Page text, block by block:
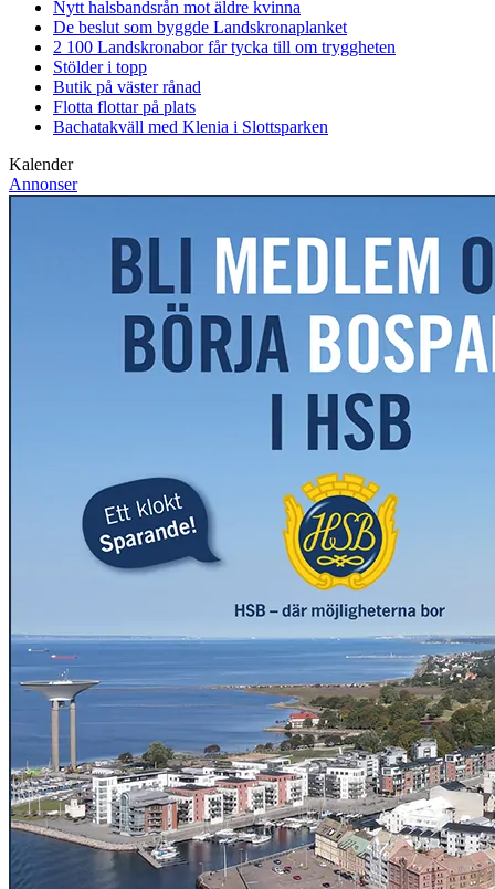
Nytt halsbandsrån mot äldre kvinna
De beslut som byggde Landskronaplanket
2 100 Landskronabor får tycka till om tryggheten
Stölder i topp
Butik på väster rånad
Flotta flottar på plats
Bachatakväll med Klenia i Slottsparken
Kalender
Annonser